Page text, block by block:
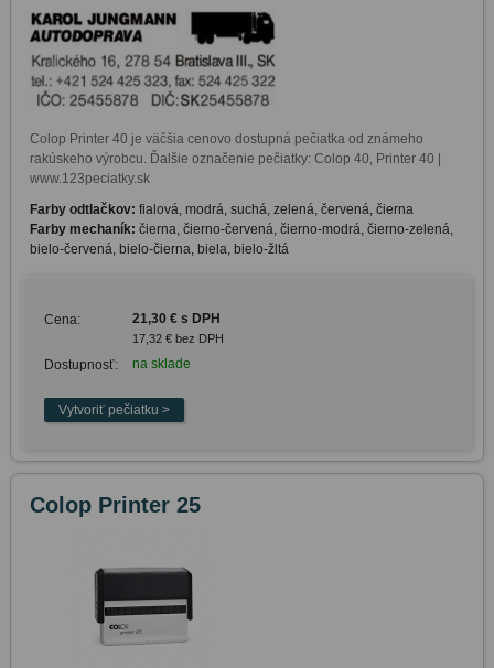
Colop Printer 40 je väčšia cenovo dostupná pečiatka od známeho
rakúskeho výrobcu. Ďalšie označenie pečiatky: Colop 40, Printer 40 |
www.123peciatky.sk
Farby odtlačkov: fialová, modrá, suchá, zelená, červená, čierna
Farby mechaník: čierna, čierno-červená, čierno-modrá, čierno-zelená,
bielo-červená, bielo-čierna, biela, bielo-žltá
Cena: 21,30 € s DPH
17,32 € bez DPH
Dostupnosť: na sklade
Colop Printer 25